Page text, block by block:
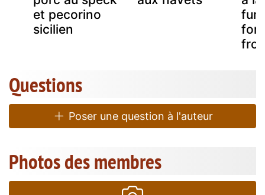
et pecorino
sicilien
Questions
Poser une question à l'auteur
Photos des membres